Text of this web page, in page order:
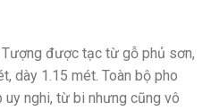
Tượng được tạc từ gỗ phủ sơn,
dày 1.15 mét. Toàn bộ pho
nghi, từ bi nhưng cũng vô